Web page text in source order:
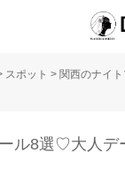
スポット > 関西のナイ
ル8選♡大人デ